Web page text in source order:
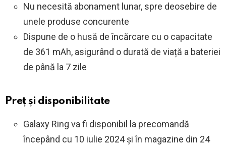
Nu necesită abonament lunar, spre deosebire de
unele produse concurente
Dispune de o husă de încărcare cu o capacitate
de 361 mAh, asigurând o durată de viață a bateriei
de până la 7 zile
Preț și disponibilitate
Galaxy Ring va fi disponibil la precomandă
începând cu 10 iulie 2024 și în magazine din 24